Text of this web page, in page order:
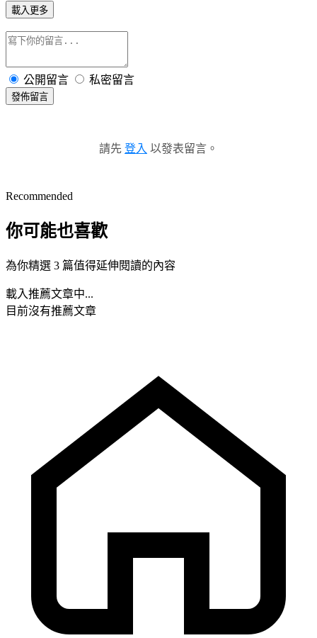
載入更多
公開留言 私密留言
發佈留言
請先 登入 以發表留言。
Recommended
你可能也喜歡
為你精選 3 篇值得延伸閱讀的內容
載入推薦文章中...
目前沒有推薦文章